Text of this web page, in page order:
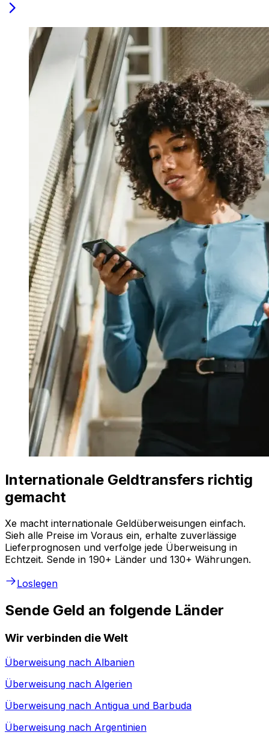
Internationale Geldtransfers richtig
gemacht
Xe macht internationale Geldüberweisungen einfach.
Sieh alle Preise im Voraus ein, erhalte zuverlässige
Lieferprognosen und verfolge jede Überweisung in
Echtzeit. Sende in 190+ Länder und 130+ Währungen.
Loslegen
Sende Geld an folgende Länder
Wir verbinden die Welt
Überweisung nach Albanien
Überweisung nach Algerien
Überweisung nach Antigua und Barbuda
Überweisung nach Argentinien